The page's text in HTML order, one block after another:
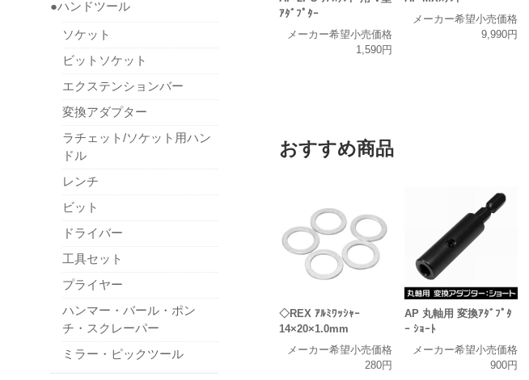
ｱﾀﾞﾌﾟﾀｰ
メーカー希望小売価格
1,590円
メーカー希望小売価格
9,990円
おすすめ商品
◇REX ｱﾙﾐﾜｯｼｬｰ
14×20×1.0mm
メーカー希望小売価格
280円
AP 丸軸用 変換ｱﾀﾞﾌﾟﾀ
ｰ ｼｮｰﾄ
メーカー希望小売価格
900円
●ハンドツール
ソケット
ビットソケット
エクステンションバー
変換アダプター
ラチェット/ソケット用ハン
ドル
レンチ
ビット
ドライバー
工具セット
プライヤー
ハンマー・バール・ポン
チ・スクレーパー
ミラー・ピックツール